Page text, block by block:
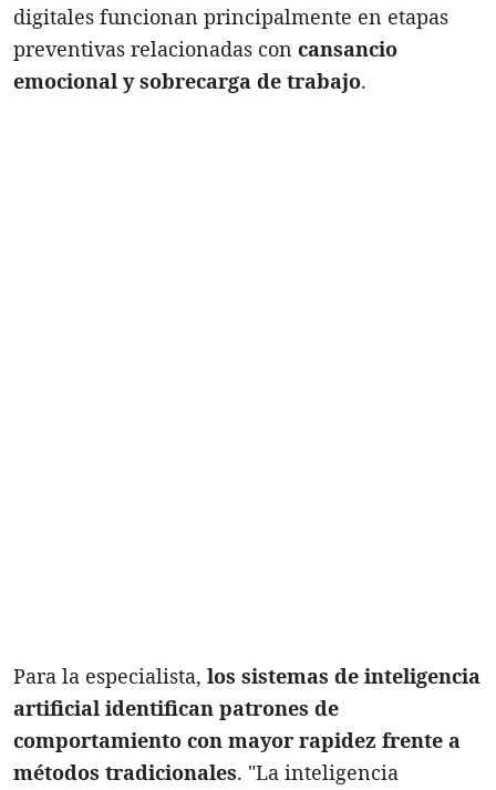
digitales funcionan principalmente en etapas
preventivas relacionadas con cansancio
emocional y sobrecarga de trabajo.
Para la especialista, los sistemas de inteligencia
artificial identifican patrones de
comportamiento con mayor rapidez frente a
métodos tradicionales. "La inteligencia